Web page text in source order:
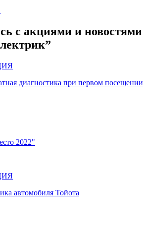
с акциями и новостями
диагностика при первом посещении
2022"
автомобиля Тойота